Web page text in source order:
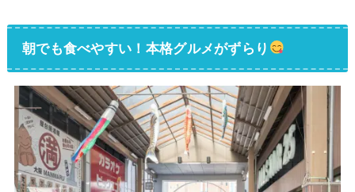
朝でも食べやすい！本格グルメがずらり